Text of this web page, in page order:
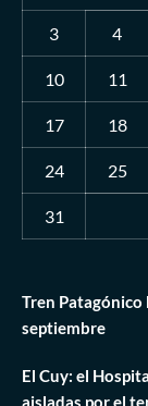
3 4
10 11
17 18
24 25
31
Tren Patagónico
septiembre
El Cuy: el
aisladas por el